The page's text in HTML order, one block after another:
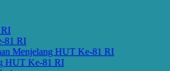
HUT Ke-81 RI
Ke-81 RI